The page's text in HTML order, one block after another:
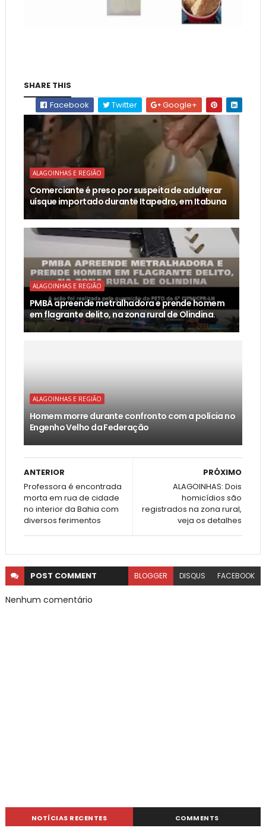
SHARE THIS
Facebook
Twitter Google+
ALAGOINHAS E REGIÃO
Comerciante é preso por suspeita de adulterar
uísque importado durante Itapedro, em Itabuna
ALAGOINHAS E REGIÃO
PMBA apreende metralhadora e prende homem
em flagrante delito, na zona rural de Olindina.
ALAGOINHAS E REGIÃO
Homem morre durante confronto com a polícia no
Engenho Velho da Federação
PRÓXIMO
ALAGOINHAS: Dois
homicídios são
registrados na zona rural,
veja os detalhes
ANTERIOR
Professora é encontrada
morta em rua de cidade
no interior da Bahia com
diversos ferimentos
POST COMMENT BLOGGER DISQUS FACEBOOK
Nenhum comentário
NOTÍCIAS RECENTES COMMENTS